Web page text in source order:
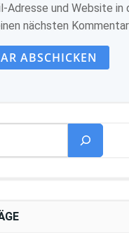
Adresse und Website in
nächsten